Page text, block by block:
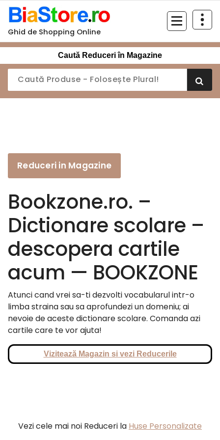
Sari
conținut
Ghid de Shopping Online
Caută Reduceri în Magazine
Reduceri in Magazine
Bookzone.ro. –
Dictionare scolare –
descopera cartile
acum — BOOKZONE
Atunci cand vrei sa-ti dezvolti vocabularul intr-o
limba straina sau sa aprofundezi un domeniu; ai
nevoie de aceste dictionare scolare. Comanda azi
cartile care te vor ajuta!
Vizitează Magazin si vezi Reducerile
Vezi cele mai noi Reduceri la Huse Personalizate